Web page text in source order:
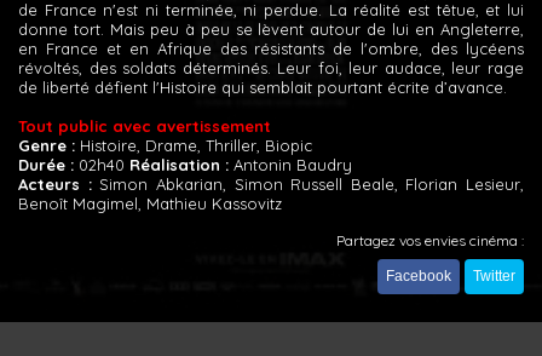
de France n'est ni terminée, ni perdue. La réalité est têtue, et lui
donne tort. Mais peu à peu se lèvent autour de lui en Angleterre,
en France et en Afrique des résistants de l'ombre, des lycéens
révoltés, des soldats déterminés. Leur foi, leur audace, leur rage
de liberté défient l'Histoire qui semblait pourtant écrite d’avance.
Tout public avec avertissement
Genre : Histoire, Drame, Thriller, Biopic
Durée : 02h40 Réalisation : Antonin Baudry
Acteurs :Simon Abkarian, Simon Russell Beale, Florian Lesieur,
Benoît Magimel, Mathieu Kassovitz
Partagez vos envies cinéma :
Facebook Twitter